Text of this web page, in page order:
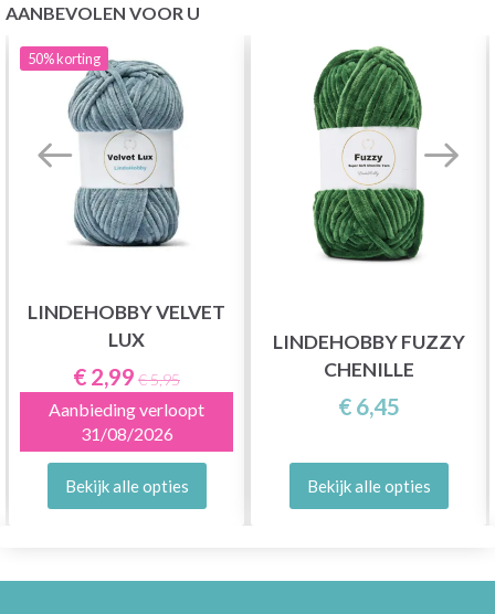
AANBEVOLEN VOOR U
50%korting
LINDEHOBBY VELVET
LUX
€ 2,99 € 5,95
Aanbieding verloopt
31/08/2026
Bekijk alle opties
LINDEHOBBY FUZZY
CHENILLE
€ 6,45
Bekijk alle opties